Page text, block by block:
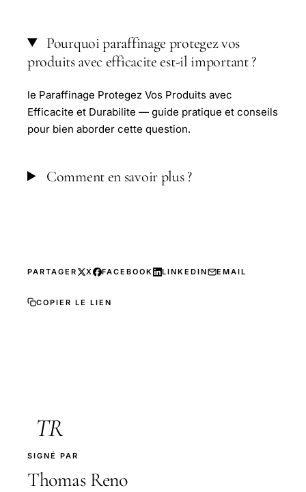
Pourquoi paraffinage protegez vos
produits avec efficacite est-il important ?
le Paraffinage Protegez Vos Produits avec
Efficacite et Durabilite — guide pratique et conseils
pour bien aborder cette question.
Comment en savoir plus ?
PARTAGER X FACEBOOK LINKEDIN EMAIL
COPIER LE LIEN
TR
SIGNÉ PAR
Thomas Reno